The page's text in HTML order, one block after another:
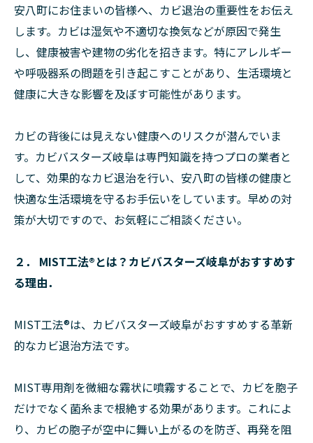
安八町にお住まいの皆様へ、カビ退治の重要性をお伝え
します。カビは湿気や不適切な換気などが原因で発生
し、健康被害や建物の劣化を招きます。特にアレルギー
や呼吸器系の問題を引き起こすことがあり、生活環境と
健康に大きな影響を及ぼす可能性があります。
カビの背後には見えない健康へのリスクが潜んでいま
す。カビバスターズ岐阜は専門知識を持つプロの業者と
して、効果的なカビ退治を行い、安八町の皆様の健康と
快適な生活環境を守るお手伝いをしています。早めの対
策が大切ですので、お気軽にご相談ください。
２． MIST工法®とは？カビバスターズ岐阜がおすすめす
る理由．
MIST工法®は、カビバスターズ岐阜がおすすめする革新
的なカビ退治方法です。
MIST専用剤を微細な霧状に噴霧することで、カビを胞子
だけでなく菌糸まで根絶する効果があります。これによ
り、カビの胞子が空中に舞い上がるのを防ぎ、再発を阻